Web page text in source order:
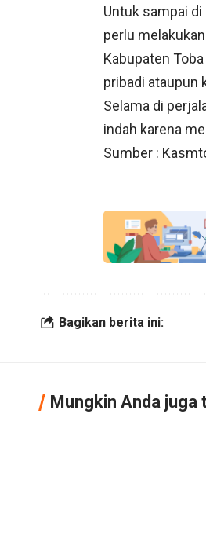
Untuk sampai di
perlu
Kabupaten
pribadi ataupun
Selama di
indah karena
Sumber :
Bagikan berita ini:
Mungkin Anda juga